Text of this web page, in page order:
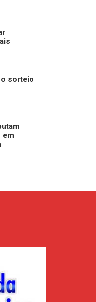
sorteio
em